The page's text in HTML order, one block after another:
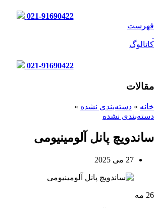
021-91690422
فهرست
کاتالوگ
021-91690422
مقالات
خانه » دسته‌بندی نشده »
دسته‌بندی نشده
ساندویچ پانل آلومینیومی
27 می 2025
26 مه